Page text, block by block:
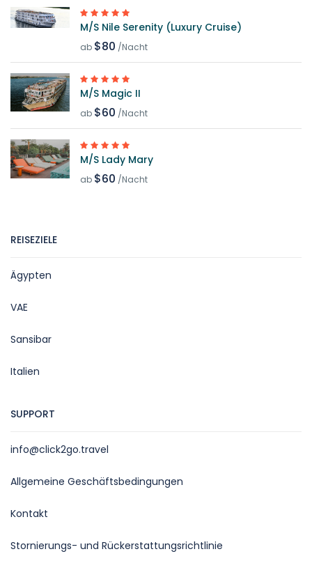
M/S Nile Serenity (Luxury Cruise)
ab $80 /Nacht
M/S Magic II
ab $60 /Nacht
M/S Lady Mary
ab $60 /Nacht
REISEZIELE
Ägypten
VAE
Sansibar
Italien
SUPPORT
info@click2go.travel
Allgemeine Geschäftsbedingungen
Kontakt
Stornierungs- und Rückerstattungsrichtlinie